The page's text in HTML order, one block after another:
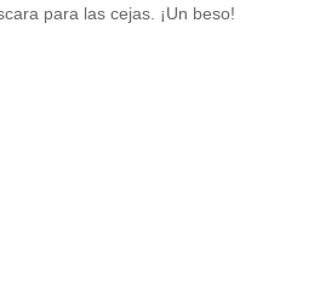
para las cejas. ¡Un beso!